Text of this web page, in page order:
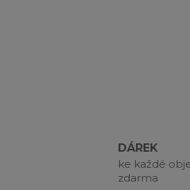
DÁREK
ke každé
zdarma